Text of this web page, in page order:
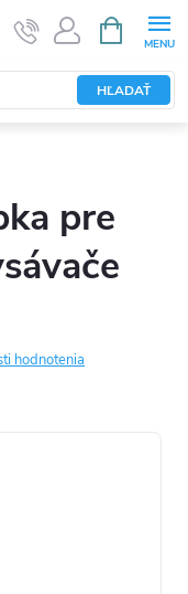
HĽADAŤ
KOŠÍK
pre
hodnotenia